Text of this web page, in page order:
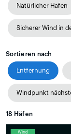
Natürlicher Hafen
Sicherer Wind in
Sortieren nach
Entfernung
Windpunkt
18 Häfen
Wind